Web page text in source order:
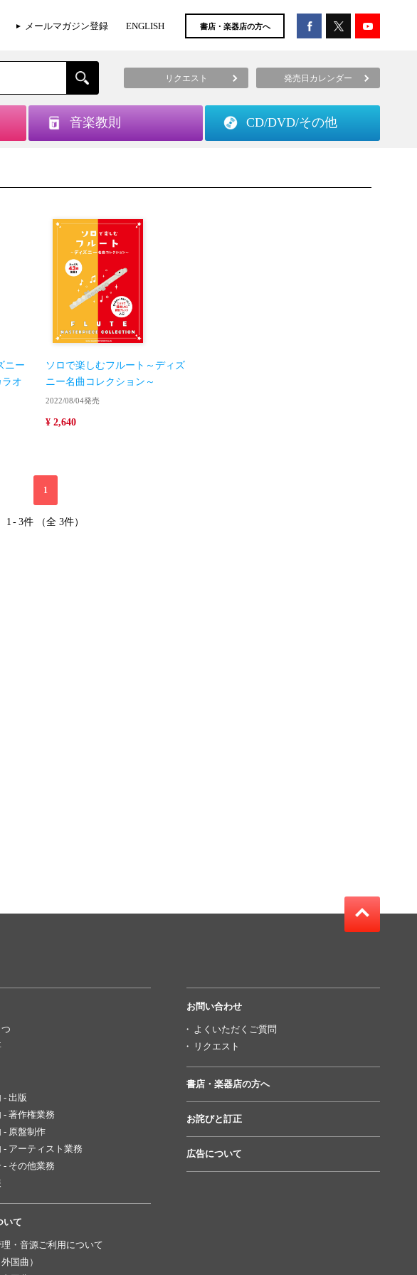
メールマガジン登録 ENGLISH 書店・楽器店の方へ
リクエスト 発売日カレンダー
音楽教則 CD/DVD/その他
ニー
オ
ソロで楽しむフルート～ディズ
ニー名曲コレクション～
2022/08/04発売
¥ 2,640
1
1 - 3件 （全 3件）
- 出版
- 著作権業務
- 原盤制作
- アーティスト業務
- その他業務
いて
・音源ご利用について
国曲）
お問い合わせ
よくいただくご質問
リクエスト
書店・楽器店の方へ
お詫びと訂正
広告について